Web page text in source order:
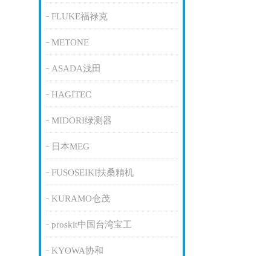
FLUKE福禄克
METONE
ASADA浅田
HAGITEC
MIDORI绿测器
日本MEG
FUSOSEIKI扶桑精机
KURAMO仓茂
proskit中国台湾宝工
KYOWA协和